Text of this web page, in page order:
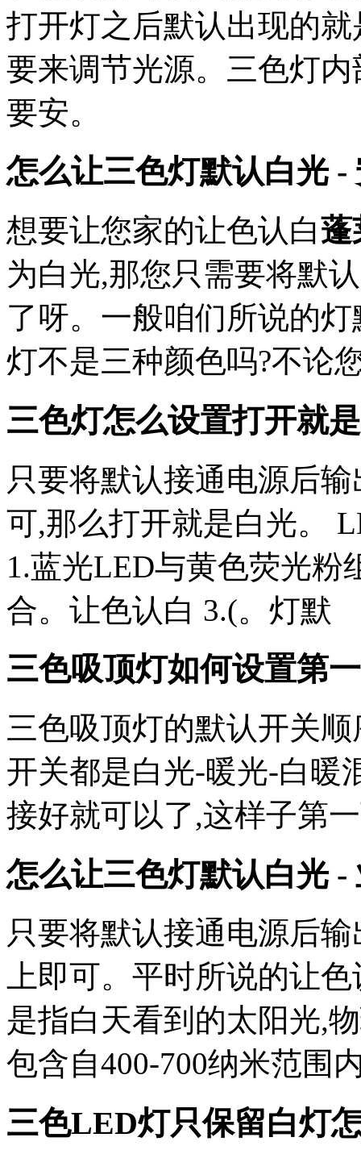
打开灯之后默认出现的
要来调节光源。三色灯
要安。
怎么让三色灯默认白光 -
想要让您家的让色认白蓬
为白光,那您只需要将默
了呀。一般咱们所说的灯
灯不是三种颜色吗?不论
三色灯怎么设置打开就
只要将默认接通电源后
可,那么打开就是白光。
1.蓝光LED与黄色荧光粉
合。让色认白 3.(。灯默
三色吸顶灯如何设置第
三色吸顶灯的默认开关
开关都是白光-暖光-白暖
接好就可以了,这样子第
怎么让三色灯默认白光 -
只要将默认接通电源后
上即可。平时所说的让
是指白天看到的太阳光,
包含自400-700纳米范围
三色LED灯只保留白灯